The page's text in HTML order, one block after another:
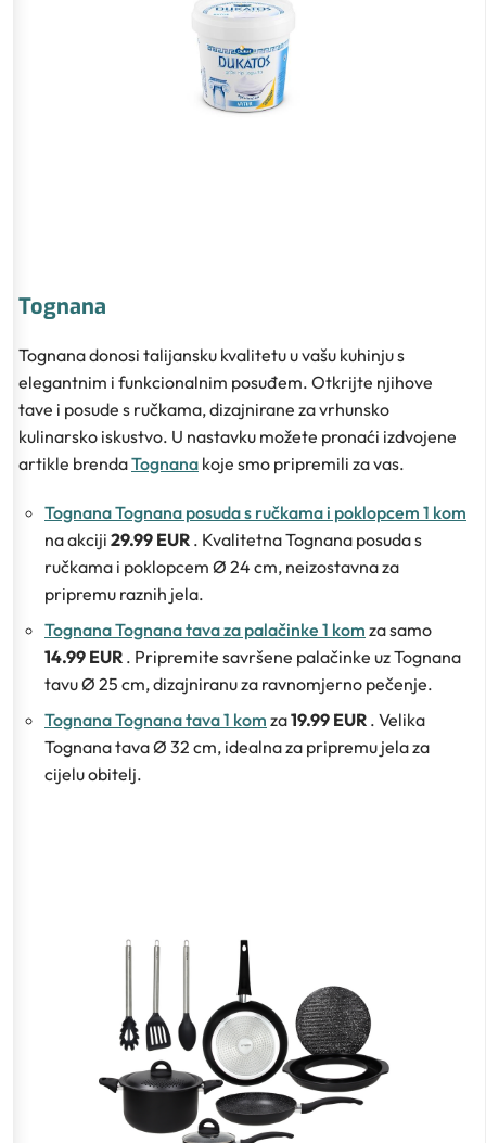
Tognana
Tognana donosi talijansku kvalitetu u vašu kuhinju s
elegantnim i funkcionalnim posuđem. Otkrijte njihove
tave i posude s ručkama, dizajnirane za vrhunsko
kulinarsko iskustvo. U nastavku možete pronaći izdvojene
artikle brendaTognana koje smo pripremili za vas.
Tognana Tognana posuda s ručkama i poklopcem 1 kom
na akciji 29.99 EUR . Kvalitetna Tognana posuda s
ručkama i poklopcem Ø 24 cm, neizostavna za
pripremu raznih jela.
Tognana Tognana tava za palačinke 1 kom za samo
14.99 EUR . Pripremite savršene palačinke uz Tognana
tavu Ø 25 cm, dizajniranu za ravnomjerno pečenje.
Tognana Tognana tava 1 kom za19.99 EUR . Velika
Tognana tava Ø 32 cm, idealna za pripremu jela za
cijelu obitelj.